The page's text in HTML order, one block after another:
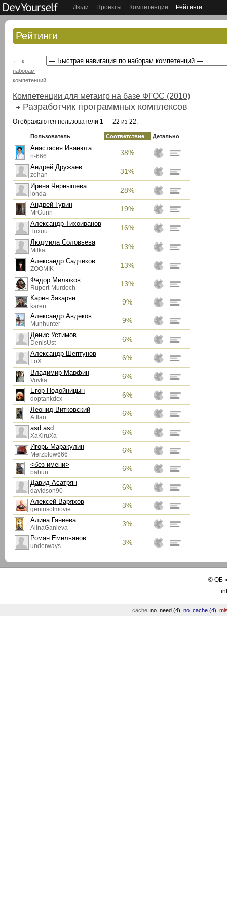
Люди Проекты Компетенции Рейтинги
Рейтинги
← к
наборам
компетенций
Компетенции для метаигр на базе ФГОС (2010)
Разработчик программных комплексов
Отображаются пользователи 1 — 22 из 22.
Пользователь Соответствие Детально
Анастасия Иванюта
n-666 38%
Андрей Дружаев
zohan 31%
Ирина Чернышева
londa 28%
Андрей Гурин
MrGurin 19%
Александр Тихоиванов
Tuxuu 16%
Людмила Соловьева
Milka 13%
Александр Садчиков
ZOOMIK 13%
Федор Милюков
Rupert-Murdoch 13%
Карен Закарян
karen 9%
Александр Авдеков
Munhunter 9%
Денис Устимов
DenisUst 6%
Александр Шептунов
FoX 6%
Владимир Марфин
Vovka 6%
Егор Подойницын
doptankdcx 6%
Леонид Витковский
Atllan 6%
asd asd
XaKiruXa 6%
Игорь Маракулин
Merzblow666 6%
<без имени>
babun 6%
Давид Асатрян
davidson90 6%
Алексей Варяхов
geniusofmovie 3%
Алина Ганиева
AlinaGanieva 3%
Роман Емельянов
underways 3%
©ОБ
cache: no_need (4) no_cache (4)